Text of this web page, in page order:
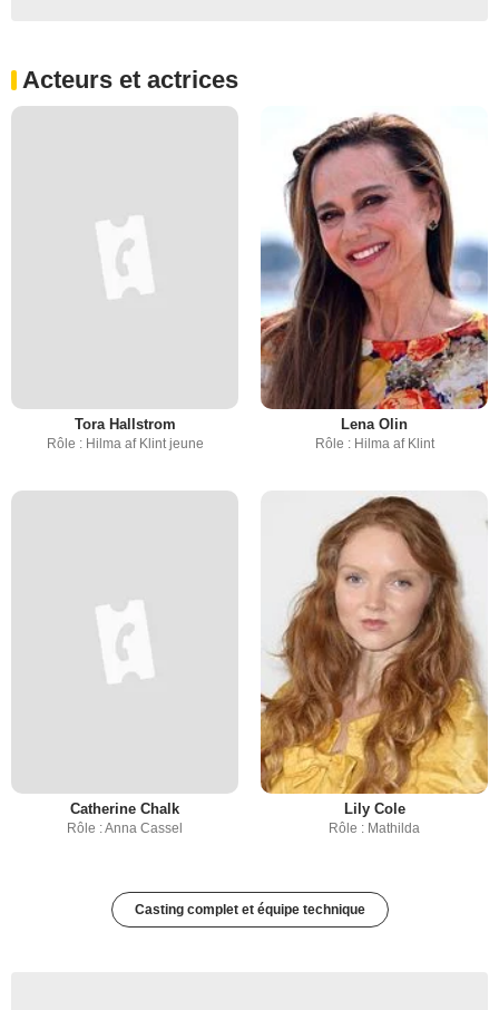
Acteurs et actrices
Tora Hallstrom
Rôle : Hilma af Klint jeune
Lena Olin
Rôle : Hilma af Klint
Catherine Chalk
Rôle : Anna Cassel
Lily Cole
Rôle : Mathilda
Casting complet et équipe technique